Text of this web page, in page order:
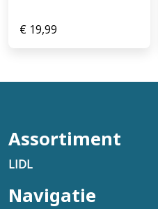
€ 19,99
Assortiment
LIDL
Navigatie